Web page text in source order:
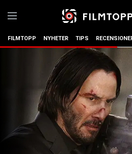
FILMTOPP NYHETER TIPS